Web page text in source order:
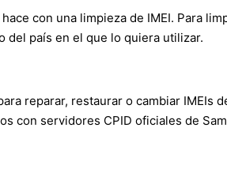
con una limpieza de IMEI. Para
del país en el que lo quiera utilizar.
reparar, restaurar o cambiar IMEIs
con servidores CPID oficiales de